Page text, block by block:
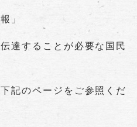
」
することが必要な国民
のページをご参照くだ